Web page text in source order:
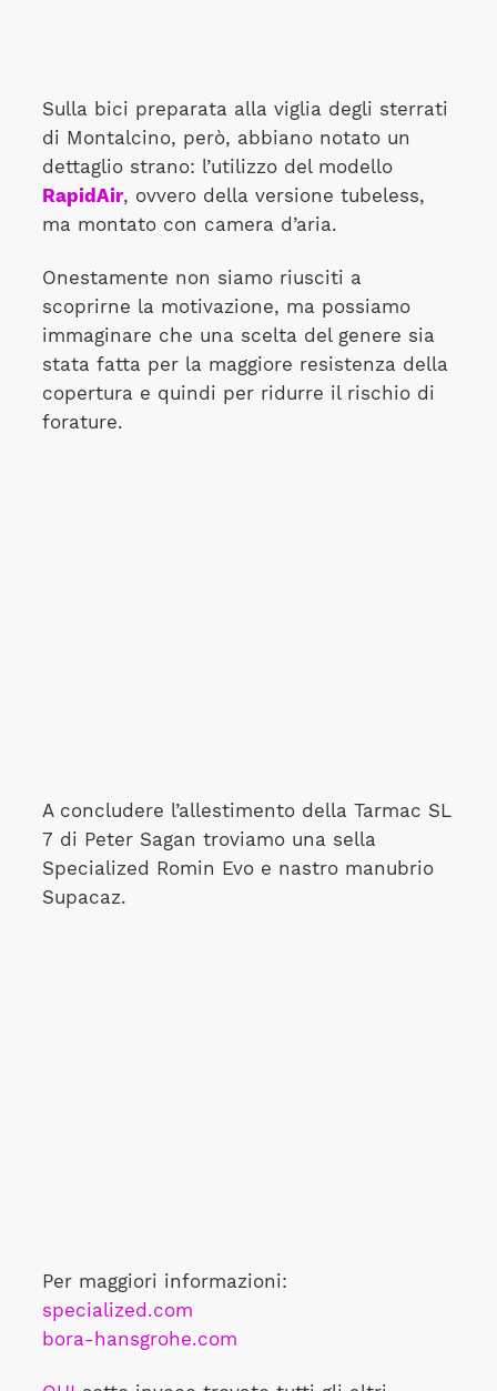
Sulla bici preparata alla viglia degli sterrati
di Montalcino, però, abbiano notato un
dettaglio strano: l’utilizzo del modello
RapidAir, ovvero della versione tubeless,
ma montato con camera d’aria.
Onestamente non siamo riusciti a
scoprirne la motivazione, ma possiamo
immaginare che una scelta del genere sia
stata fatta per la maggiore resistenza della
copertura e quindi per ridurre il rischio di
forature.
A concludere l’allestimento della Tarmac SL
7 di Peter Sagan troviamo una sella
Specialized Romin Evo e nastro manubrio
Supacaz.
Per maggiori informazioni:
specialized.com
bora-hansgrohe.com